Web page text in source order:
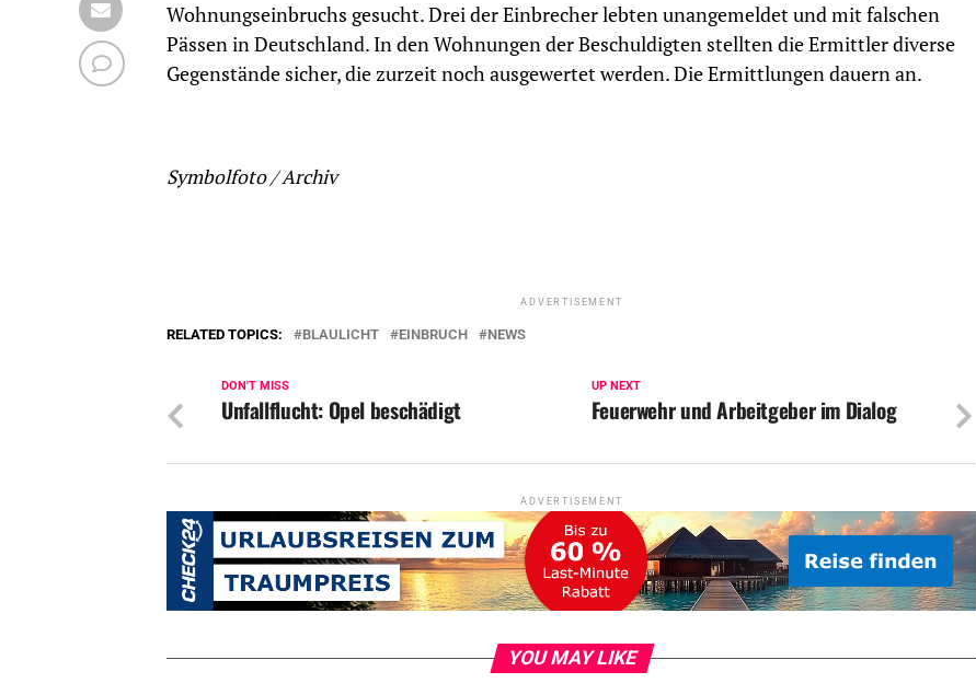
Wohnungseinbruchs gesucht. Drei der Einbrecher lebten unangemeldet und mit falschen
Pässen in Deutschland. In den Wohnungen der Beschuldigten stellten die Ermittler diverse
Gegenstände sicher, die zurzeit noch ausgewertet werden. Die Ermittlungen dauern an.
Symbolfoto / Archiv
ADVERTISEMENT
RELATED TOPICS: BLAULICHT EINBRUCH NEWS
UP NEXT
Feuerwehr und Arbeitgeber im Dialog
DON'T MISS
Unfallflucht: Opel beschädigt
ADVERTISEMENT
YOU MAY LIKE